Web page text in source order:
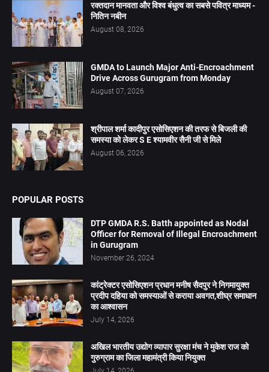
रक्तदान मानवता और विश्व बंधुत्व का सबसे पवित्र माध्यम -
नितिन नबीन
August 08, 2026
GMDA to Launch Major Anti-Encroachment
Drive Across Gurugram from Monday
August 07, 2026
श्रीपाल शर्मा कादीपुर एसोसिएशन की तरफ से बिजली की
समस्या को लेकर S E श्यामवीर सैनी जी से मिले
August 06, 2026
POPULAR POSTS
DTP GMDA R.S. Batth appointed as Nodal
Officer for Removal of Illegal Encroachment
in Gurugram
November 26, 2024
कांट्रेक्टर एसोसिएशन प्रधान मनीष सैदपुर ने निगमायुक्त
प्रदीप दहिया को समस्याओं से कराया अवगत,शीघ्र समाधान
का आश्वासन
July 14, 2026
अखिल भारतीय उद्योग व्यापार सुरक्षा मंच ने मुकेश राज को
गुरुग्राम का जिला महामंत्री किया नियुक्त